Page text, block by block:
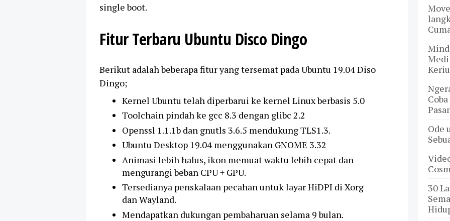
single boot.
Fitur Terbaru Ubuntu Disco Dingo
Berikut adalah beberapa fitur yang tersemat pada Ubuntu 19.04 Diso
Dingo;
Kernel Ubuntu telah diperbarui ke kernel Linux berbasis 5.0
Toolchain pindah ke gcc 8.3 dengan glibc 2.2
Openssl 1.1.1b dan gnutls 3.6.5 mendukung TLS1.3.
Ubuntu Desktop 19.04 menggunakan GNOME 3.32
Animasi lebih halus, ikon memuat waktu lebih cepat dan
mengurangi beban CPU + GPU.
Tersedianya penskalaan pecahan untuk layar HiDPI di Xorg
dan Wayland.
Mendapatkan dukungan pembaharuan selama 9 bulan.
Ode
30